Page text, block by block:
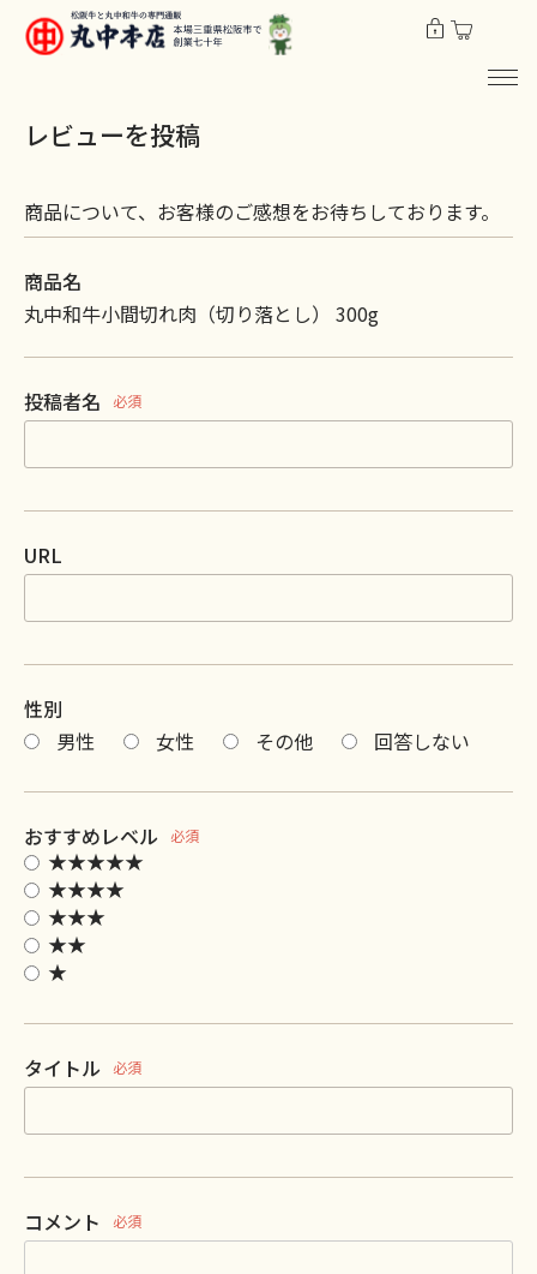
レビューを投稿
商品について、お客様のご感想をお待ちしております。
商品名
丸中和牛小間切れ肉（切り落とし） 300g
投稿者名 必須
URL
性別
男性
女性 その他 回答しない
おすすめレベル 必須
★★★★★
★★★★
★★★
★★
★
タイトル 必須
コメント 必須